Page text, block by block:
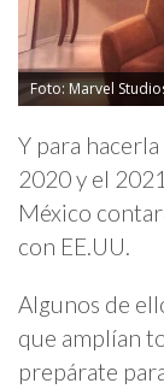
Foto: Marvel
Y para
2020 y el
México
con EE.UU.
Algunos de
que amplían
prepárate